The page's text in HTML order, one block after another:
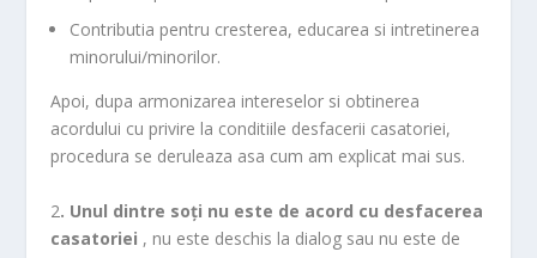
Contributia pentru cresterea, educarea si intretinerea
minorului/minorilor.
Apoi, dupa armonizarea intereselor si obtinerea
acordului cu privire la conditiile desfacerii casatoriei,
procedura se deruleaza asa cum am explicat mai sus.
2. Unul dintre soți nu este de acord cu desfacerea
casatoriei , nu este deschis la dialog sau nu este de